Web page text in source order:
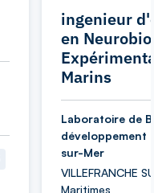
ingenieur
en
Marins
Laboratoire de
développement
sur-Mer
VILLEFRANCHE
Maritimes